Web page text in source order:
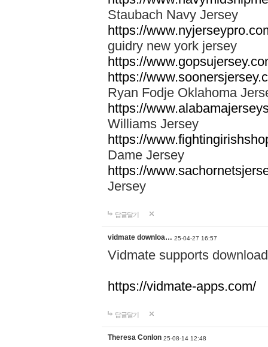
Staubach Navy Jersey
https://
guidry new york jersey
https://
https://
Ryan Fodje Oklahoma
https://
Williams Jersey
https://
Dame Jersey
https://
Jersey
답글달기
vidmate downloa… 25-04-27 16:57
Vidmate supports
https://vidmate-apps.com/
답글달기
Theresa Conlon 25-08-14 12:48